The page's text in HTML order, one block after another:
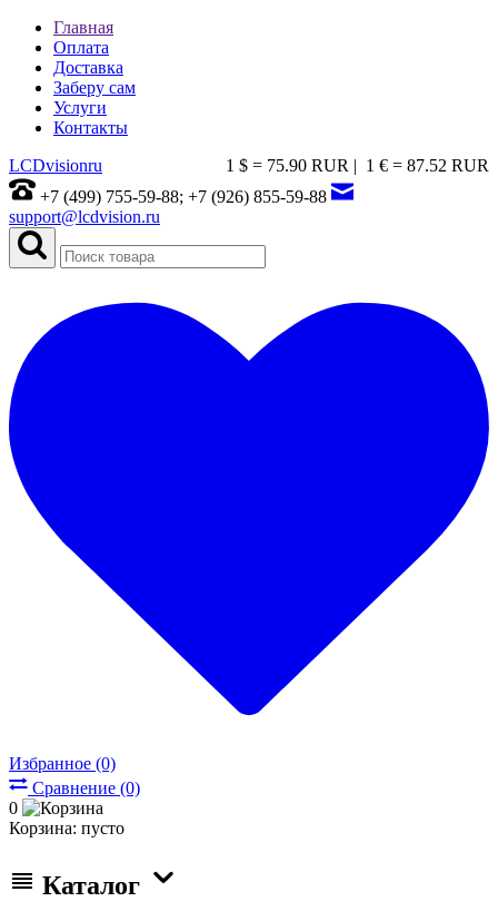
Главная
Оплата
Доставка
Заберу сам
Услуги
Контакты
1 € = 87.52 RUR
1 $ = 75.90 RUR |
LCDvisionru
+7 (499) 755-59-88; +7 (926) 855-59-88
support@lcdvision.ru
Избранное (0)
Сравнение (0)
0
Корзина: пусто
Каталог